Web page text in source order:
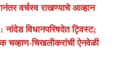
वर्चस्व राखण्याचे आव्हान
विधानपरिषदेत ट्विस्ट;
चव्हाण-चिखलीकरांची ऐनवेळी